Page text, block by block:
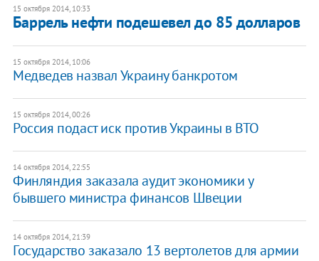
15 октября 2014, 10:33
Баррель нефти подешевел до 85 долларов
15 октября 2014, 10:06
Медведев назвал Украину банкротом
15 октября 2014, 00:26
Россия подаст иск против Украины в ВТО
14 октября 2014, 22:55
Финляндия заказала аудит экономики у
бывшего министра финансов Швеции
14 октября 2014, 21:39
Государство заказало 13 вертолетов для армии